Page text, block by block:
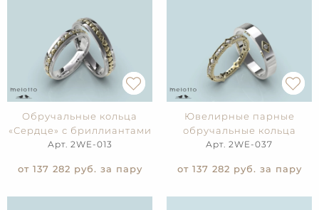
Обручальные кольца
«Сердце» с бриллиантами
Арт. 2WE-013
от 137 282 руб. за пару
Ювелирные парные
обручальные кольца
Арт. 2WE-037
от 137 282 руб. за пару